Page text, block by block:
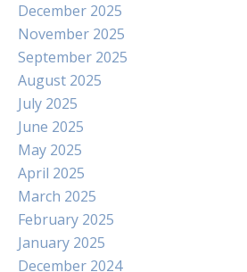
December 2025
November 2025
September 2025
August 2025
July 2025
June 2025
May 2025
April 2025
March 2025
February 2025
January 2025
December 2024